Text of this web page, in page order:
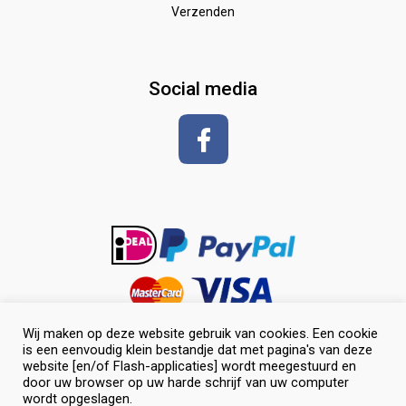
hoeven
vlechten en toiletteren
Zadeldekken & toebehoren
Shirt met korte mouwen
Verzenden
Social media
Wij maken op deze website gebruik van cookies. Een cookie
is een eenvoudig klein bestandje dat met pagina's van deze
website [en/of Flash-applicaties] wordt meegestuurd en
door uw browser op uw harde schrijf van uw computer
wordt opgeslagen.